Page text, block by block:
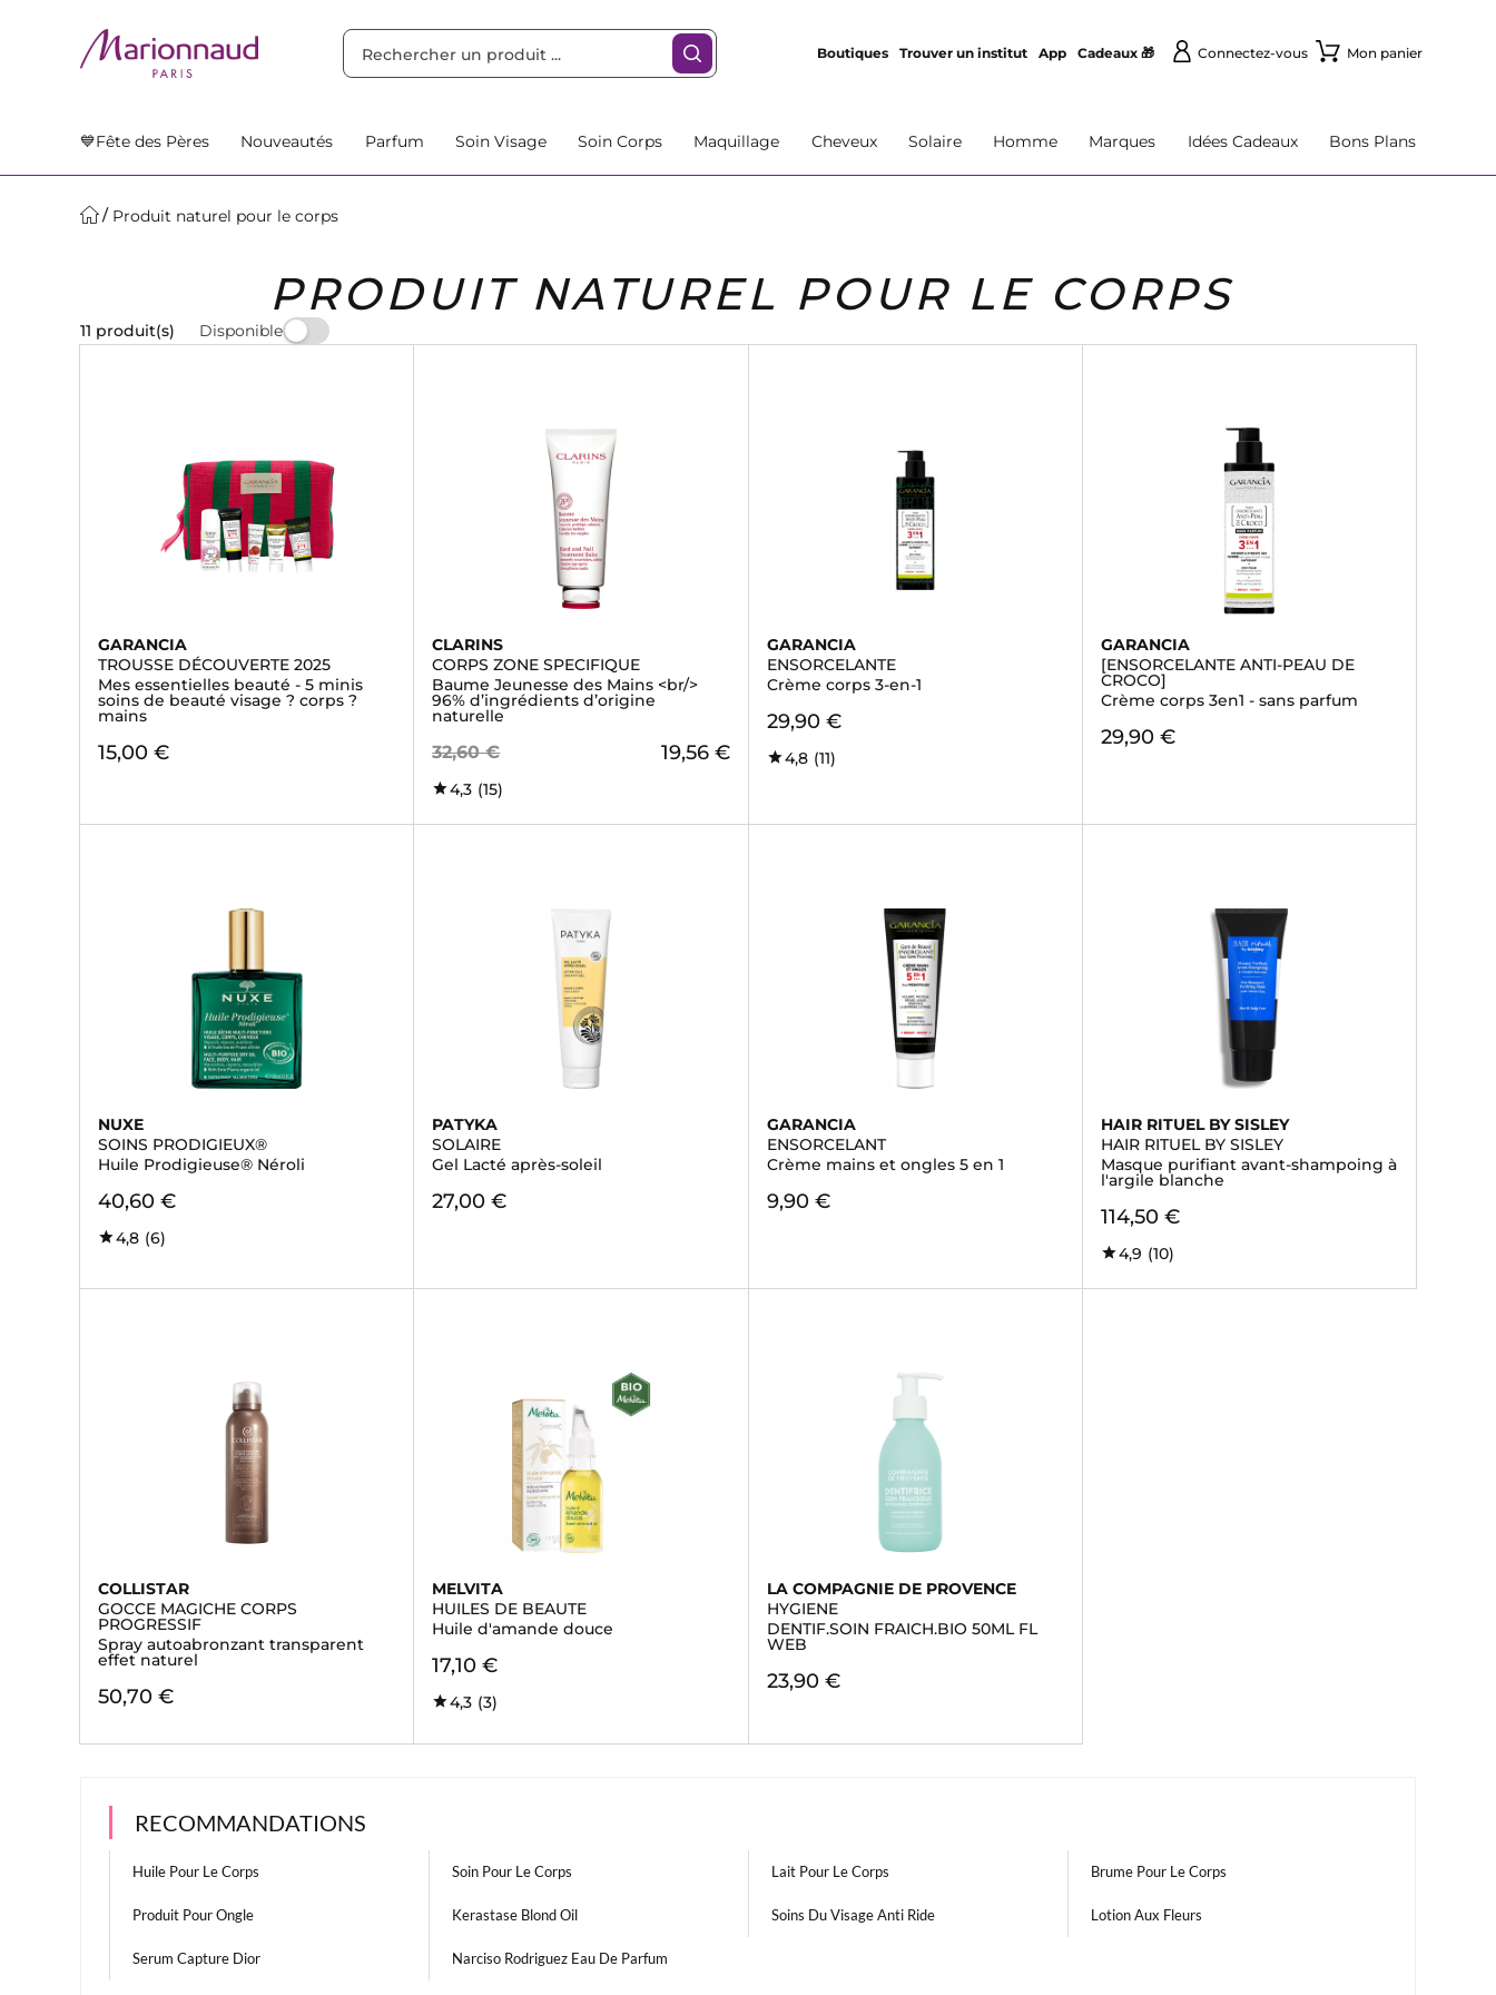
Boutiques Trouver un institut App Cadeaux 🎁 Connectez-vous Mon panier
💙Fête des Pères Nouveautés Parfum Soin Visage Soin Corps Maquillage Cheveux Solaire Homme Marques Idées Cadeaux Bons Plans
Produit naturel pour le corps
PRODUIT NATUREL POUR LE CORPS
11 produit(s) Disponible
GARANCIA
TROUSSE DÉCOUVERTE 2025
Mes essentielles beauté - 5 minis
soins de beauté visage ? corps ?
mains
15,00 €
CLARINS
CORPS ZONE SPECIFIQUE
Baume Jeunesse des Mains <br/>
96% d’ingrédients d’origine
naturelle
32,60 € 19,56 €
4,3 (15)
GARANCIA
ENSORCELANTE
Crème corps 3-en-1
29,90 €
4,8 (11)
GARANCIA
[ENSORCELANTE ANTI-PEAU DE
CROCO]
Crème corps 3en1 - sans parfum
29,90 €
NUXE
SOINS PRODIGIEUX®
Huile Prodigieuse® Néroli
40,60 €
4,8 (6)
PATYKA
SOLAIRE
Gel Lacté après-soleil
27,00 €
GARANCIA
ENSORCELANT
Crème mains et ongles 5 en 1
9,90 €
HAIR RITUEL BY SISLEY
HAIR RITUEL BY SISLEY
Masque purifiant avant-shampoing à
l'argile blanche
114,50 €
4,9 (10)
COLLISTAR
GOCCE MAGICHE CORPS
PROGRESSIF
Spray autoabronzant transparent
effet naturel
50,70 €
MELVITA
HUILES DE BEAUTE
Huile d'amande douce
17,10 €
4,3 (3)
LA COMPAGNIE DE PROVENCE
HYGIENE
DENTIF.SOIN FRAICH.BIO 50ML FL
WEB
23,90 €
RECOMMANDATIONS
Huile Pour Le Corps Soin Pour Le Corps Lait Pour Le Corps Brume Pour Le Corps
Produit Pour Ongle Kerastase Blond Oil Soins Du Visage Anti Ride Lotion Aux Fleurs
Serum Capture Dior Narciso Rodriguez Eau De Parfum